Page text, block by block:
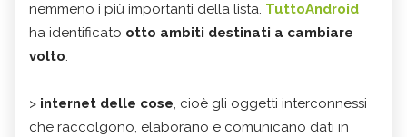
nemmeno i più importanti della lista. TuttoAndroid
ha identificato otto ambiti destinati a cambiare
volto:
> internet delle cose, cioè gli oggetti interconnessi
che raccolgono, elaborano e comunicano dati in